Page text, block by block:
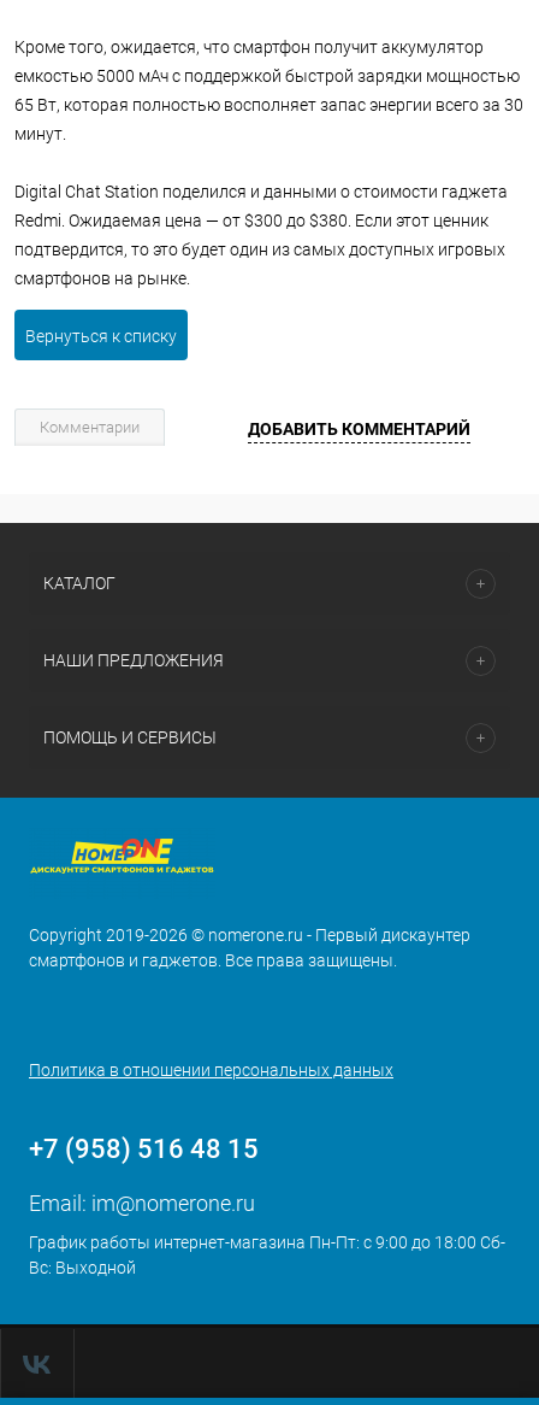
Кроме того, ожидается, что смартфон получит аккумулятор
емкостью 5000 мАч с поддержкой быстрой зарядки мощностью
65 Вт, которая полностью восполняет запас энергии всего за 30
минут.
Digital Chat Station поделился и данными о стоимости гаджета
Redmi. Ожидаемая цена — от $300 до $380. Если этот ценник
подтвердится, то это будет один из самых доступных игровых
смартфонов на рынке.
Вернуться к списку
Комментарии ДОБАВИТЬ КОММЕНТАРИЙ
КАТАЛОГ
НАШИ ПРЕДЛОЖЕНИЯ
ПОМОЩЬ И СЕРВИСЫ
Copyright 2019-2026 © nomerone.ru - Первый дискаунтер
смартфонов и гаджетов. Все права защищены.
Политика в отношении персональных данных
+7 (958) 516 48 15
Email: im@nomerone.ru
График работы интернет-магазина Пн-Пт: с 9:00 до 18:00 Сб-
Вс: Выходной